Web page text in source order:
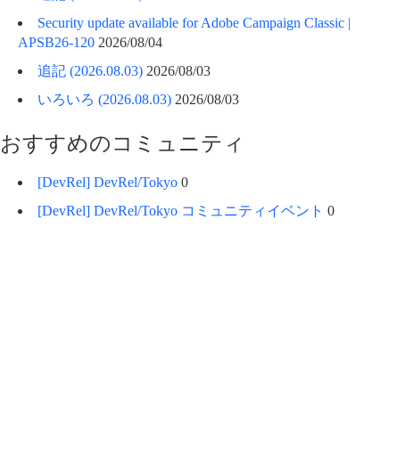
Security update available for Adobe Campaign Classic |
APSB26-120 2026/08/04
追記 (2026.08.03) 2026/08/03
いろいろ (2026.08.03) 2026/08/03
おすすめのコミュニティ
[DevRel] DevRel/Tokyo 0
[DevRel] DevRel/Tokyo コミュニティイベント 0